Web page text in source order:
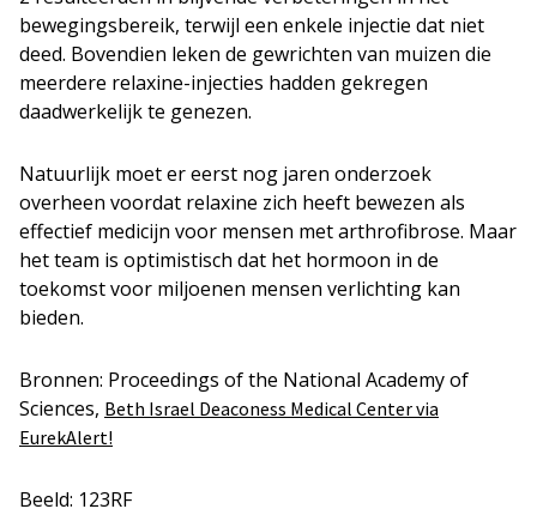
bewegingsbereik, terwijl een enkele injectie dat niet
deed. Bovendien leken de gewrichten van muizen die
meerdere relaxine-injecties hadden gekregen
daadwerkelijk te genezen.
Natuurlijk moet er eerst nog jaren onderzoek
overheen voordat relaxine zich heeft bewezen als
effectief medicijn voor mensen met arthrofibrose. Maar
het team is optimistisch dat het hormoon in de
toekomst voor miljoenen mensen verlichting kan
bieden.
Bronnen: Proceedings of the National Academy of
Sciences, Beth Israel Deaconess Medical Center via
EurekAlert!
Beeld: 123RF